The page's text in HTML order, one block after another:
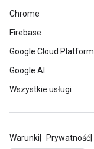
Chrome
Firebase
Google Cloud Platform
Google AI
Wszystkie usługi
Warunki Prywatność